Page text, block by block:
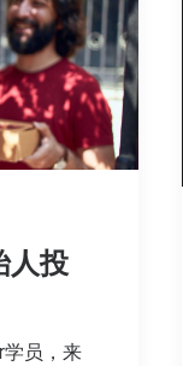
人投
学员，来